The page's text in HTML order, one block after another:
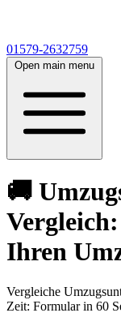
01579-2632759
Open main menu
🚚
Ihren
Vergleiche
Zeit: Formular in 60